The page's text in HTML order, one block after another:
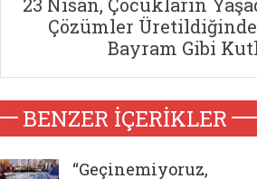
Çözümler
Bayram Gibi
BENZER İÇERIKLER
“Geçinemiyoruz,